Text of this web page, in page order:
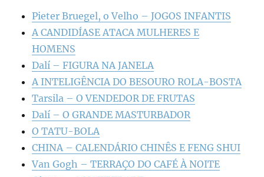
Pieter Bruegel, o Velho – JOGOS INFANTIS
A CANDIDÍASE ATACA MULHERES E
HOMENS
Dalí – FIGURA NA JANELA
A INTELIGÊNCIA DO BESOURO ROLA-BOSTA
Tarsila – O VENDEDOR DE FRUTAS
Dalí – O GRANDE MASTURBADOR
O TATU-BOLA
CHINA – CALENDÁRIO CHINÊS E FENG SHUI
Van Gogh – TERRAÇO DO CAFÉ À NOITE